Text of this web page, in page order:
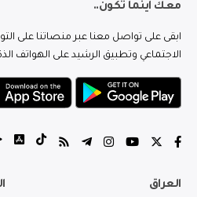
معك اينما تكون..
ابقى على تواصل معنا عبر منصاتنا على
الاجتماعي وتطبيق الرشيد على الهواتف
العراق